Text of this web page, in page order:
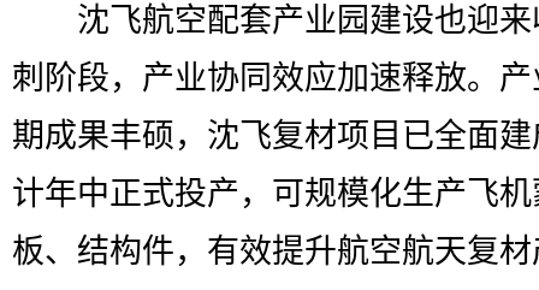
沈飞航空配套产业园建设也迎来
刺阶段，产业协同效应加速释放。
期成果丰硕，沈飞复材项目已全面
计年中正式投产，可规模化生产飞
板、结构件，有效提升航空航天复